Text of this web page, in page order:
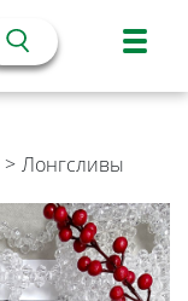
> Лонгсливы